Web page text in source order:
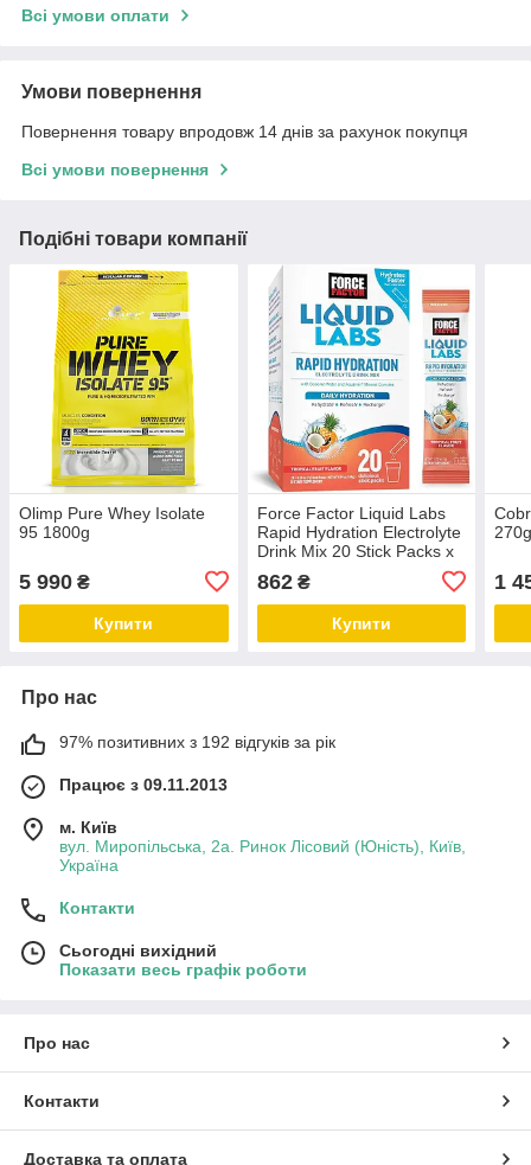
Всі умови оплати
Умови повернення
Повернення товару впродовж 14 днів за рахунок покупця
Всі умови повернення
Подібні товари компанії
Olimp Pure Whey Isolate
95 1800g
5 990 ₴
Купити
Force Factor Liquid Labs
Rapid Hydration Electrolyte
Drink Mix 20 Stick Packs х
862₴
Купити
1
Про нас
97% позитивних з 192 відгуків за рік
Працює з 09.11.2013
м. Київ
вул. Миропільська, 2а. Ринок Лісовий (Юність), Київ,
Україна
Контакти
Сьогодні вихідний
Показати весь графік роботи
Про нас
Контакти
Доставка та оплата